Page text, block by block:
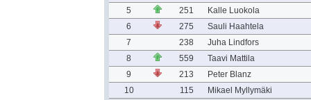
5
251
Kalle Luokola
6
275
Sauli Haahtela
7
238
Juha Lindfors
8
559
Taavi Mattila
9
213
Peter Blanz
10
115 Mikael Myllymäki